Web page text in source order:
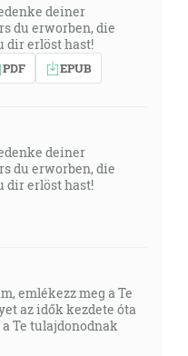
deiner
du erworben, die
dir erlöst hast!
PDF EPUB
deiner
du erworben, die
dir erlöst hast!
emlékezz meg a Te
az idők kezdete óta
Te tulajdonodnak